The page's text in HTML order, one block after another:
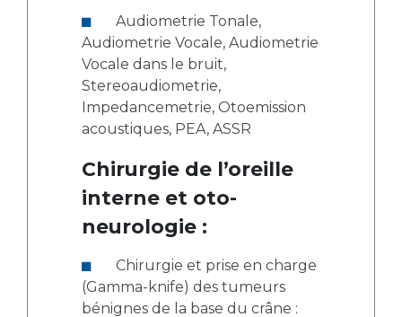
Audiometrie Vocale, Audiometrie
Vocale dans le bruit,
Stereoaudiometrie,
Impedancemetrie, Otoemission
acoustiques, PEA, ASSR
Chirurgie de l’oreille
interne et oto-
neurologie :
(Gamma-knife) des tumeurs
bénignes de la base du crâne :